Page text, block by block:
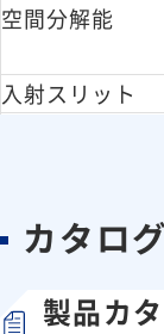
空間分解能
入射スリット
カタロ
製品カ